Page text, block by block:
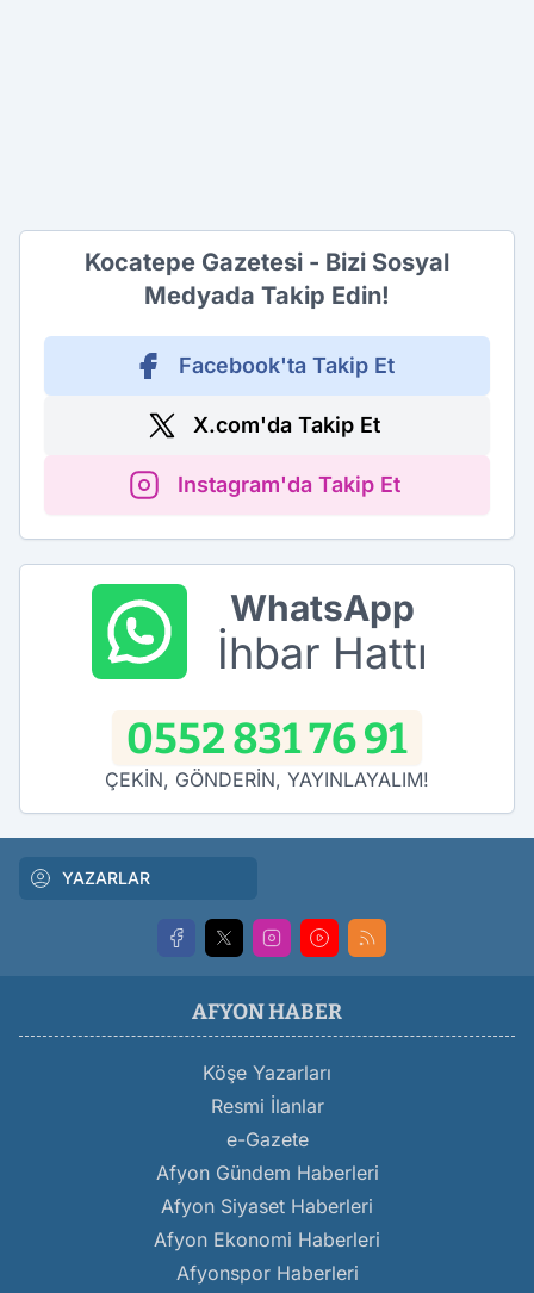
Kocatepe Gazetesi - Bizi Sosyal
Medyada Takip Edin!
Facebook'ta Takip Et
X.com'da Takip Et
Instagram'da Takip Et
WhatsApp
İhbar Hattı
0552 831 76 91
ÇEKİN, GÖNDERİN, YAYINLAYALIM!
YAZARLAR
AFYON HABER
Köşe Yazarları
Resmi İlanlar
e-Gazete
Afyon Gündem Haberleri
Afyon Siyaset Haberleri
Afyon Ekonomi Haberleri
Afyonspor Haberleri